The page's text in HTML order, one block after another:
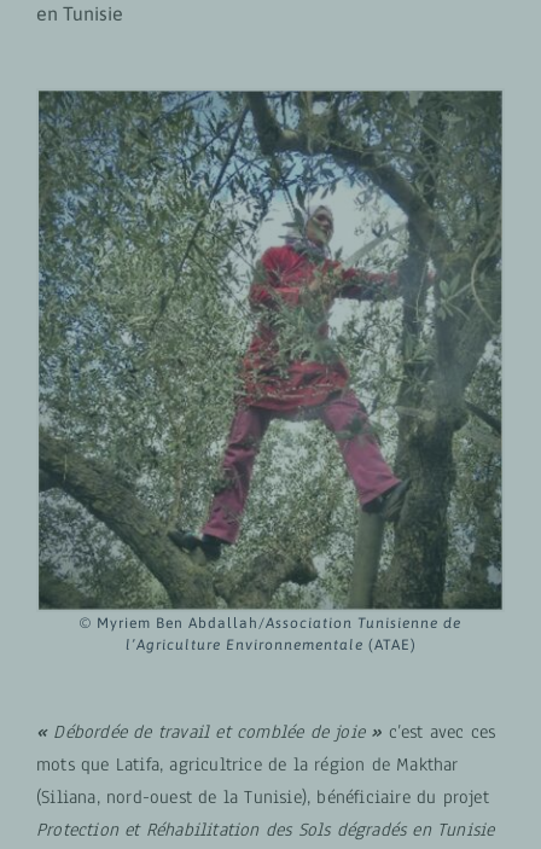
en Tunisie
© Myriem Ben Abdallah/Association Tunisienne de
l’Agriculture Environnementale (ATAE)
« Débordée de travail et comblée de joie » c’est avec ces
mots que Latifa, agricultrice de la région de Makthar
(Siliana, nord-ouest de la Tunisie), bénéficiaire du projet
Protection et Réhabilitation des Sols dégradés en Tunisie